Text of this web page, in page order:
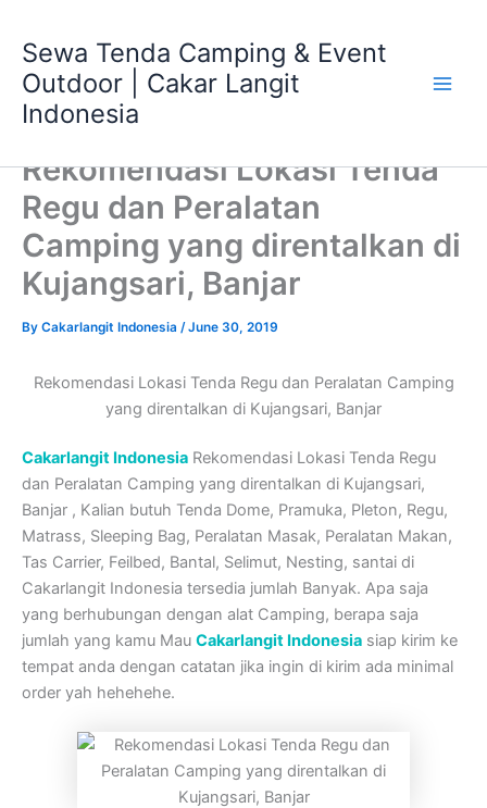
content
Sewa Tenda Camping & Event
Outdoor | Cakar Langit
Indonesia
Rekomendasi Lokasi Tenda
Regu dan Peralatan
Camping yang direntalkan di
Kujangsari, Banjar
By Cakarlangit Indonesia /June 30, 2019
Rekomendasi Lokasi Tenda Regu dan Peralatan Camping
yang direntalkan di Kujangsari, Banjar
Cakarlangit Indonesia Rekomendasi Lokasi Tenda Regu
dan Peralatan Camping yang direntalkan di Kujangsari,
Banjar , Kalian butuh Tenda Dome, Pramuka, Pleton, Regu,
Matrass, Sleeping Bag, Peralatan Masak, Peralatan Makan,
Tas Carrier, Feilbed, Bantal, Selimut, Nesting, santai di
Cakarlangit Indonesia tersedia jumlah Banyak. Apa saja
yang berhubungan dengan alat Camping, berapa saja
jumlah yang kamu Mau Cakarlangit Indonesia siap kirim ke
tempat anda dengan catatan jika ingin di kirim ada minimal
order yah hehehehe.